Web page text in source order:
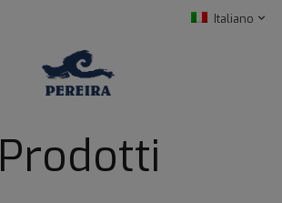
Italiano
Prodotti